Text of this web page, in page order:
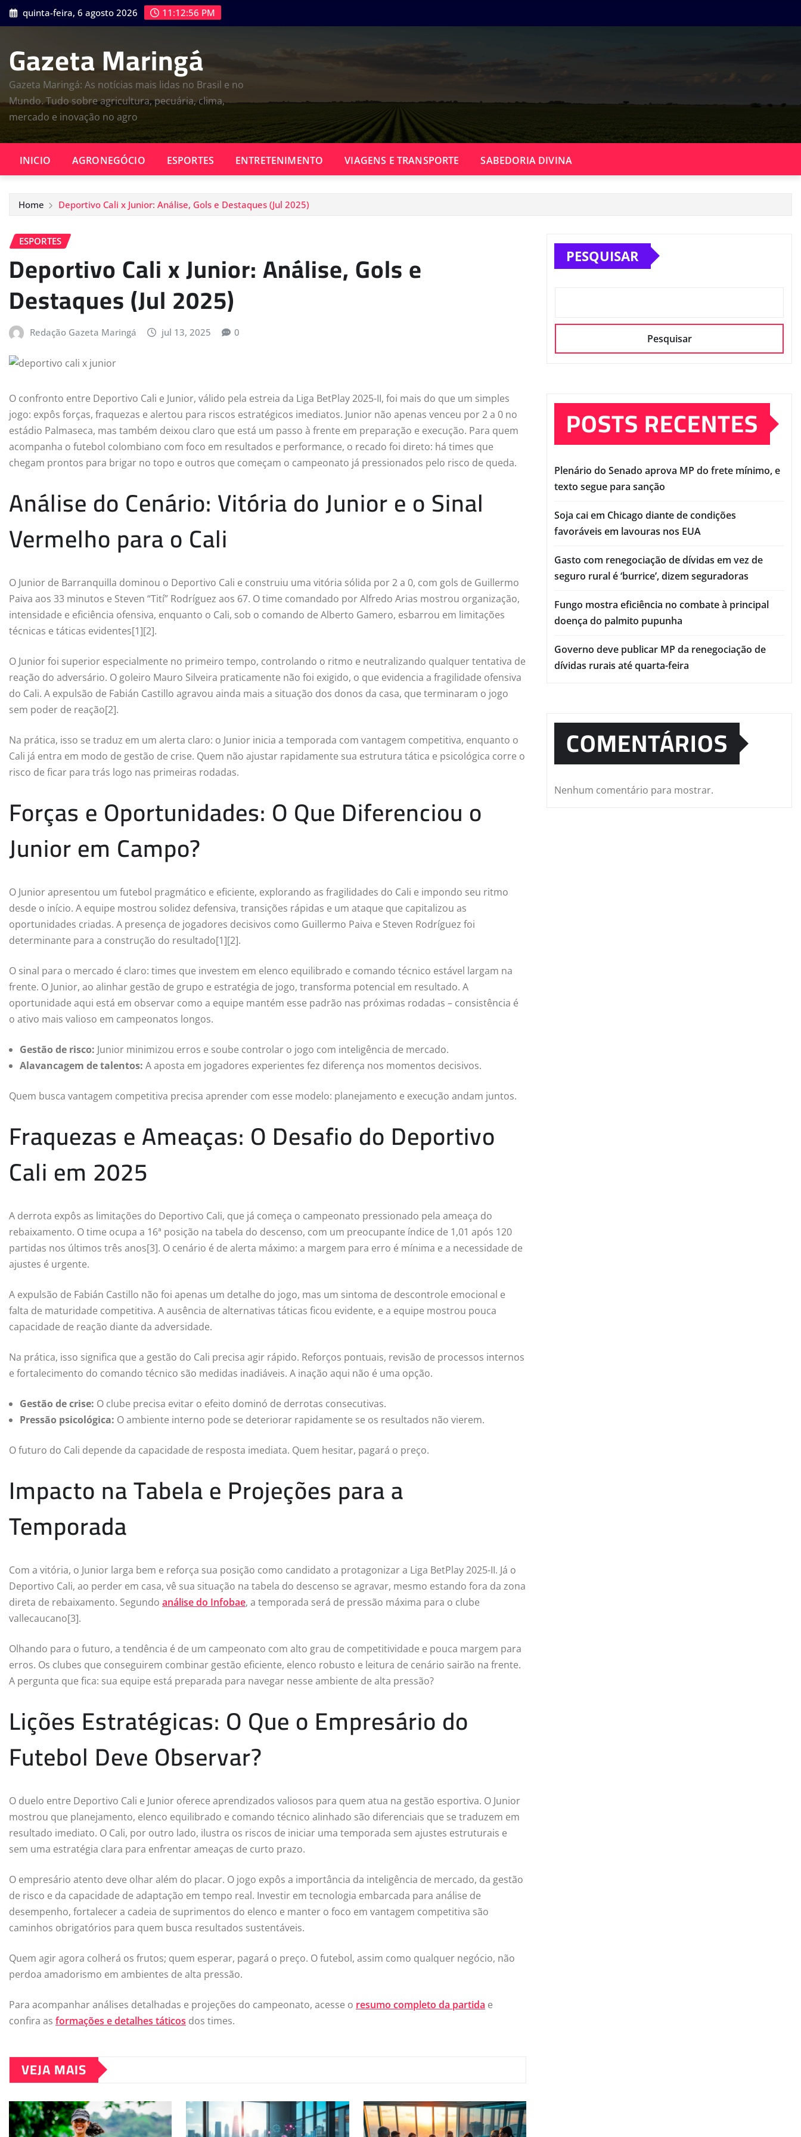
Skip
to
quinta-feira, 6 agosto 2026 11:12:57 PM
Gazeta Maringá
Gazeta Maringá: As notícias mais lidas no Brasil e no
Mundo. Tudo sobre agricultura, pecuária, clima,
mercado e inovação no agro
INICIO AGRONEGÓCIO ESPORTES ENTRETENIMENTO VIAGENS E TRANSPORTE SABEDORIA DIVINA
Home Deportivo Cali x Junior: Análise, Gols e Destaques (Jul 2025)
ESPORTES
Deportivo Cali x Junior: Análise, Gols e
Destaques (Jul 2025)
Redação Gazeta Maringá jul 13, 2025 0
O confronto entre Deportivo Cali e Junior, válido pela estreia da Liga BetPlay 2025-II, foi mais do que um simples
jogo: expôs forças, fraquezas e alertou para riscos estratégicos imediatos. Junior não apenas venceu por 2 a 0 no
estádio Palmaseca, mas também deixou claro que está um passo à frente em preparação e execução. Para quem
acompanha o futebol colombiano com foco em resultados e performance, o recado foi direto: há times que
chegam prontos para brigar no topo e outros que começam o campeonato já pressionados pelo risco de queda.
Análise do Cenário: Vitória do Junior e o Sinal
Vermelho para o Cali
O Junior de Barranquilla dominou o Deportivo Cali e construiu uma vitória sólida por 2 a 0, com gols de Guillermo
Paiva aos 33 minutos e Steven “Tití” Rodríguez aos 67. O time comandado por Alfredo Arias mostrou organização,
intensidade e eficiência ofensiva, enquanto o Cali, sob o comando de Alberto Gamero, esbarrou em limitações
técnicas e táticas evidentes[1][2].
O Junior foi superior especialmente no primeiro tempo, controlando o ritmo e neutralizando qualquer tentativa de
reação do adversário. O goleiro Mauro Silveira praticamente não foi exigido, o que evidencia a fragilidade ofensiva
do Cali. A expulsão de Fabián Castillo agravou ainda mais a situação dos donos da casa, que terminaram o jogo
sem poder de reação[2].
Na prática, isso se traduz em um alerta claro: o Junior inicia a temporada com vantagem competitiva, enquanto o
Cali já entra em modo de gestão de crise. Quem não ajustar rapidamente sua estrutura tática e psicológica corre o
risco de ficar para trás logo nas primeiras rodadas.
Forças e Oportunidades: O Que Diferenciou o
Junior em Campo?
O Junior apresentou um futebol pragmático e eficiente, explorando as fragilidades do Cali e impondo seu ritmo
desde o início. A equipe mostrou solidez defensiva, transições rápidas e um ataque que capitalizou as
oportunidades criadas. A presença de jogadores decisivos como Guillermo Paiva e Steven Rodríguez foi
determinante para a construção do resultado[1][2].
O sinal para o mercado é claro: times que investem em elenco equilibrado e comando técnico estável largam na
frente. O Junior, ao alinhar gestão de grupo e estratégia de jogo, transforma potencial em resultado. A
oportunidade aqui está em observar como a equipe mantém esse padrão nas próximas rodadas – consistência é
o ativo mais valioso em campeonatos longos.
Gestão de risco: Junior minimizou erros e soube controlar o jogo com inteligência de mercado.
Alavancagem de talentos: A aposta em jogadores experientes fez diferença nos momentos decisivos.
Quem busca vantagem competitiva precisa aprender com esse modelo: planejamento e execução andam juntos.
Fraquezas e Ameaças: O Desafio do Deportivo
Cali em 2025
A derrota expôs as limitações do Deportivo Cali, que já começa o campeonato pressionado pela ameaça do
rebaixamento. O time ocupa a 16ª posição na tabela do descenso, com um preocupante índice de 1,01 após 120
partidas nos últimos três anos[3]. O cenário é de alerta máximo: a margem para erro é mínima e a necessidade de
ajustes é urgente.
A expulsão de Fabián Castillo não foi apenas um detalhe do jogo, mas um sintoma de descontrole emocional e
falta de maturidade competitiva. A ausência de alternativas táticas ficou evidente, e a equipe mostrou pouca
capacidade de reação diante da adversidade.
Na prática, isso significa que a gestão do Cali precisa agir rápido. Reforços pontuais, revisão de processos internos
e fortalecimento do comando técnico são medidas inadiáveis. A inação aqui não é uma opção.
Gestão de crise: O clube precisa evitar o efeito dominó de derrotas consecutivas.
Pressão psicológica: O ambiente interno pode se deteriorar rapidamente se os resultados não vierem.
O futuro do Cali depende da capacidade de resposta imediata. Quem hesitar, pagará o preço.
Impacto na Tabela e Projeções para a
Temporada
Com a vitória, o Junior larga bem e reforça sua posição como candidato a protagonizar a Liga BetPlay 2025-II. Já o
Deportivo Cali, ao perder em casa, vê sua situação na tabela do descenso se agravar, mesmo estando fora da zona
direta de rebaixamento. Segundo análise do Infobae, a temporada será de pressão máxima para o clube
vallecaucano[3].
Olhando para o futuro, a tendência é de um campeonato com alto grau de competitividade e pouca margem para
erros. Os clubes que conseguirem combinar gestão eficiente, elenco robusto e leitura de cenário sairão na frente.
A pergunta que fica: sua equipe está preparada para navegar nesse ambiente de alta pressão?
Lições Estratégicas: O Que o Empresário do
Futebol Deve Observar?
O duelo entre Deportivo Cali e Junior oferece aprendizados valiosos para quem atua na gestão esportiva. O Junior
mostrou que planejamento, elenco equilibrado e comando técnico alinhado são diferenciais que se traduzem em
resultado imediato. O Cali, por outro lado, ilustra os riscos de iniciar uma temporada sem ajustes estruturais e
sem uma estratégia clara para enfrentar ameaças de curto prazo.
O empresário atento deve olhar além do placar. O jogo expôs a importância da inteligência de mercado, da gestão
de risco e da capacidade de adaptação em tempo real. Investir em tecnologia embarcada para análise de
desempenho, fortalecer a cadeia de suprimentos do elenco e manter o foco em vantagem competitiva são
caminhos obrigatórios para quem busca resultados sustentáveis.
Quem agir agora colherá os frutos; quem esperar, pagará o preço. O futebol, assim como qualquer negócio, não
perdoa amadorismo em ambientes de alta pressão.
Para acompanhar análises detalhadas e projeções do campeonato, acesse o resumo completo da partida e
confira as formações e detalhes táticos dos times.
VEJA MAIS
PESQUISAR
Pesquisar
POSTS RECENTES
Plenário do Senado aprova MP do frete mínimo, e
texto segue para sanção
Soja cai em Chicago diante de condições
favoráveis em lavouras nos EUA
Gasto com renegociação de dívidas em vez de
seguro rural é ‘burrice’, dizem seguradoras
Fungo mostra eficiência no combate à principal
doença do palmito pupunha
Governo deve publicar MP da renegociação de
dívidas rurais até quarta-feira
COMENTÁRIOS
Nenhum comentário para mostrar.